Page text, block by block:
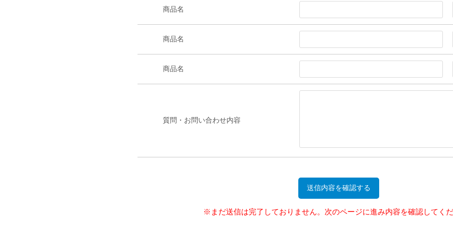
商品名
商品名
商品名
質問・お問い合わせ内容
※まだ送信は完了しておりません。次のページに進み内容を確認してく